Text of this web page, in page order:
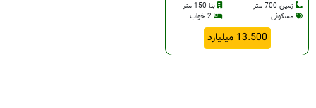
زمین 700 متر
بنا 150 متر
مسکونی
13.500 میلیارد